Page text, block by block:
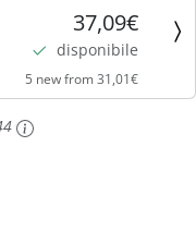
37,09€
disponibile
5 new from 31,01€